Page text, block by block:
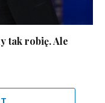
tak robię. Ale